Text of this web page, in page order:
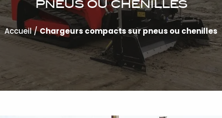
pneus ou chenilles
Accueil/Chargeurs compacts sur pneus ou chenilles